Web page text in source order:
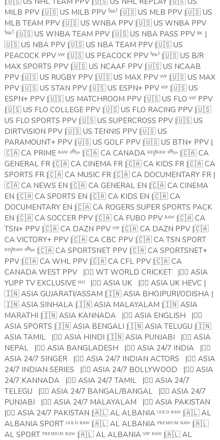
MILB PPV |🇺🇸US MILB PPV ⁽ᴮᴷ⁾ |🇺🇸US MLB PPV |🇺🇸US
MLB TEAM PPV |🇺🇸US WNBA PPV |🇺🇸US WNBA PPV
⁽ᴮᴷ⁾ |🇺🇸US WNBA TEAM PPV |🇺🇸US NBA PASS PPV ⁸ᴷ |
🇺🇸US NBA PPV |🇺🇸US NBA TEAM PPV |🇺🇸US
PEACOCK PPV ⱽᴵᴾ |🇺🇸US PEACOCK PPV ⁽ᴮᴷ⁾ |🇺🇸US B/R
MAX SPORTS PPV |🇺🇸US NCAAF PPV |🇺🇸US NCAAB
PPV |🇺🇸US RUGBY PPV |🇺🇸US MAX PPV ⱽᴵᴾ |🇺🇸US MAX
PPV |🇺🇸US STAN PPV |🇺🇸US ESPN+ PPV ⱽᴵᴾ |🇺🇸US
ESPN+ PPV |🇺🇸US MATCHROOM PPV |🇺🇸US FLO ⱽᴵᴾ PPV
|🇺🇸US FLO COLLEGE PPV |🇺🇸US FLO RACING PPV |🇺🇸
US FLO SPORTS PPV |🇺🇸US SUPERCROSS PPV |🇺🇸US
DIRTVISION PPV |🇺🇸US TENNIS PPV |🇺🇸US
PARAMOUNT+ PPV |🇺🇸US GOLF PPV |🇺🇸US BTN+ PPV |
🇨🇦CA PRIME ᴿᴬᵂ ⁶⁰ᶠᵖˢ |🇨🇦CA CANADA ᴴᴰ/ᴿᴬᵂ ⁶⁰ᶠᵖˢ |🇨🇦CA
GENERAL FR |🇨🇦CA CINEMA FR |🇨🇦CA KIDS FR |🇨🇦CA
SPORTS FR |🇨🇦CA MUSIC FR |🇨🇦CA DOCUMENTARY FR |
🇨🇦CA NEWS EN |🇨🇦CA GENERAL EN |🇨🇦CA CINEMA
EN |🇨🇦CA SPORTS EN |🇨🇦CA KIDS EN |🇨🇦CA
DOCUMENTARY EN |🇨🇦CA ROGERS SUPER SPORTS PACK
EN |🇨🇦CA SOCCER PPV |🇨🇦CA FUBO PPV ᴿᴬᵂ |🇨🇦CA
TSN+ PPV |🇨🇦CA DAZN PPV ⱽᴵᴾ |🇨🇦CA DAZN PPV |🇨🇦
CA VICTORY+ PPV |🇨🇦CA CBC PPV |🇨🇦CA TSN SPORT
ᴴᴰ/ᴿᴬᵂ ⁶⁰ᶠᵖˢ |🇨🇦CA SPORTSNET PPV |🇨🇦CA SPORTSNET+
PPV |🇨🇦CA WHL PPV |🇨🇦CA CFL PPV |🇨🇦CA
CANADA WEST PPV
|🏴‍☠️ WT WORLD CRICKET |🏴‍☠️ ASIA
YUPP TV EXCLUSIVE ᴴᴰ
|🏴‍☠️ ASIA UK |🏴‍☠️ ASIA UK HEVC |
🇮🇳ASIA GUJARATI/ASSAM |🇮🇳ASIA BHOJPURI/ODISHA |
🇮🇳ASIA SINHALA |🇮🇳ASIA MALAYALAM |🇮🇳ASIA
MARATHI |🇮🇳ASIA KANNADA |🏴‍☠️ ASIA ENGLISH |🏴‍☠️
ASIA SPORTS |🇮🇳ASIA BENGALI |🇮🇳ASIA TELUGU |🇮🇳
ASIA TAMIL
|🏴‍☠️ ASIA HINDI |🇮🇳ASIA PUNJABI |🏴‍☠️ ASIA
NEPAL
|🏴‍☠️ ASIA BANGLADESH |🏴‍☠️ ASIA 24/7 INDIA |🏴‍☠️
ASIA 24/7 SINGER
|🏴‍☠️ ASIA 24/7 INDIAN ACTORS |🏴‍☠️ ASIA
24/7 INDIAN SERIES
|🏴‍☠️ ASIA 24/7 BOLLYWOOD |🏴‍☠️ ASIA
24/7 KANNADA
|🏴‍☠️ ASIA 24/7 TAMIL |🏴‍☠️ ASIA 24/7
TELEGU
|🏴‍☠️ ASIA 24/7 BANGAL/BANGAL |🏴‍☠️ ASIA 24/7
PUNJABI
|🏴‍☠️ ASIA 24/7 MALAYALAM |🏴‍☠️ ASIA PAKISTAN
|🏴‍☠️ ASIA 24/7 PAKISTAN |🇦🇱AL ALBANIA ᴳᴼᴸᴰ ᴿᴬᵂ |🇦🇱AL
ALBANIA SPORT ᴳᴼᴸᴰ ᴿᴬᵂ |🇦🇱AL ALBANIA ᴾᴿᴱᴹᴵᵁᴹ ᴿᴬᵂ |🇦🇱
AL SPORT ᴾᴿᴱᴹᴵᵁᴹ ᴿᴬᵂ |🇦🇱AL ALBANIA ⱽᴵᴾ ᴿᴬᵂ |🇦🇱AL